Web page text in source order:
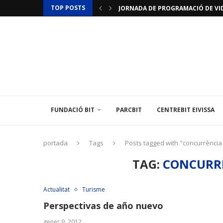
TOP POSTS
JORNADA DE PROGRAMACIÓ DE
FUNDACIÓ BIT PARCBIT CENTREBIT EIVISSA
portada Tags Posts tagged with
TAG:
Actualitat Turisme
Perspectivas de año nuevo